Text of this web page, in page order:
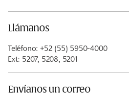
Llámanos
Teléfono: +52 (55) 5950-4000
Ext: 5207, 5208, 5201
Envíanos un correo